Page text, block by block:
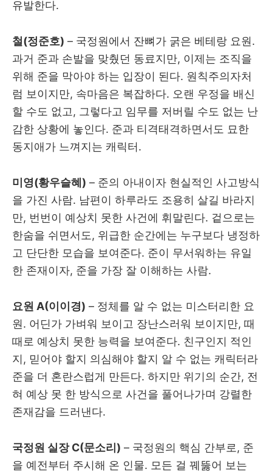
유발한다.
철(정준호) – 국정원에서 잔뼈가 굵은 베테랑 요원.
과거 준과 손발을 맞췄던 동료지만, 이제는 조직을
위해 준을 막아야 하는 입장이 된다. 원칙주의자처
럼 보이지만, 속마음은 복잡하다. 오랜 우정을 배신
할 수도 없고, 그렇다고 임무를 저버릴 수도 없는 난
감한 상황에 놓인다. 준과 티격태격하면서도 묘한
동지애가 느껴지는 캐릭터.
미영(황우슬혜) – 준의 아내이자 현실적인 사고방식
을 가진 사람. 남편이 하루라도 조용히 살길 바라지
만, 번번이 예상치 못한 사건에 휘말린다. 겉으로는
한숨을 쉬면서도, 위급한 순간에는 누구보다 냉정하
고 단단한 모습을 보여준다. 준이 무서워하는 유일
한 존재이자, 준을 가장 잘 이해하는 사람.
요원 A(이이경) – 정체를 알 수 없는 미스터리한 요
원. 어딘가 가벼워 보이고 장난스러워 보이지만, 때
때로 예상치 못한 능력을 보여준다. 친구인지 적인
지, 믿어야 할지 의심해야 할지 알 수 없는 캐릭터라
준을 더 혼란스럽게 만든다. 하지만 위기의 순간, 전
혀 예상 못 한 방식으로 사건을 풀어나가며 강렬한
존재감을 드러낸다.
국정원 실장 C(문소리) – 국정원의 핵심 간부로, 준
을 예전부터 주시해 온 인물. 모든 걸 꿰뚫어 보는